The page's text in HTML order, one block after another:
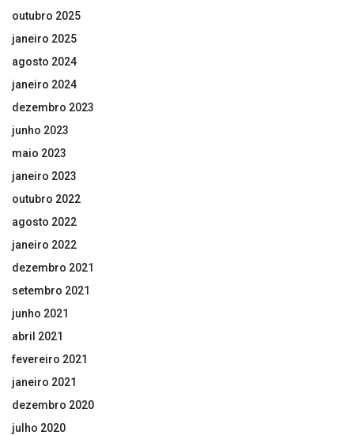
outubro 2025
janeiro 2025
agosto 2024
janeiro 2024
dezembro 2023
junho 2023
maio 2023
janeiro 2023
outubro 2022
agosto 2022
janeiro 2022
dezembro 2021
setembro 2021
junho 2021
abril 2021
fevereiro 2021
janeiro 2021
dezembro 2020
julho 2020